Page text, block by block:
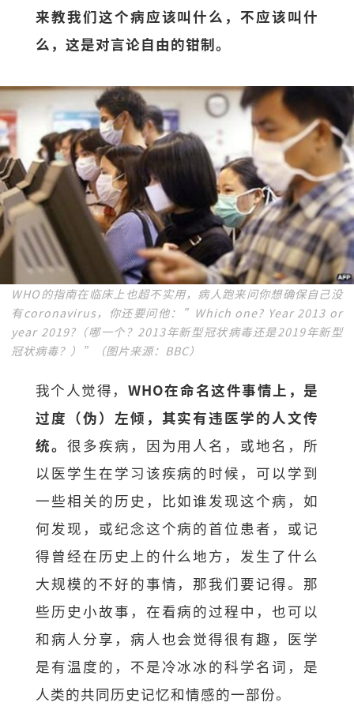
来教我们这个病应该叫什么，不应该叫什
么，这是对言论自由的钳制。
WHO的指南在临床上也超不实用，病人跑来问你想确保自己没
有coronavirus，你还要问他：”Which one? Year 2013 or
year 2019?（哪一个？2013年新型冠状病毒还是2019年新型
冠状病毒？）”（图片来源：BBC）
我个人觉得， WHO在命名这件事情上，是
过度（伪）左倾，其实有违医学的人文传
统。 很多疾病，因为用人名，或地名，所
以医学生在学习该疾病的时候，可以学到
一些相关的历史，比如谁发现这个病，如
何发现，或纪念这个病的首位患者，或记
得曾经在历史上的什么地方，发生了什么
大规模的不好的事情，那我们要记得。那
些历史小故事，在看病的过程中，也可以
和病人分享，病人也会觉得很有趣，医学
是有温度的，不是冷冰冰的科学名词，是
人类的共同历史记忆和情感的一部份。